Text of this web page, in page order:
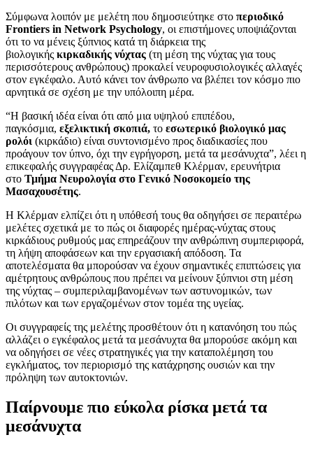
Σύμφωνα λοιπόν με μελέτη που δημοσιεύτηκε στο περιοδικό
Frontiers in Network Psychology, οι επιστήμονες υποψιάζονται
ότι το να μένεις ξύπνιος κατά τη διάρκεια της
βιολογικής κιρκαδικής νύχτας (τη μέση της νύχτας για τους
περισσότερους ανθρώπους) προκαλεί νευροφυσιολογικές αλλαγές
στον εγκέφαλο. Αυτό κάνει τον άνθρωπο να βλέπει τον κόσμο πιο
αρνητικά σε σχέση με την υπόλοιπη μέρα.
“Η βασική ιδέα είναι ότι από μια υψηλού επιπέδου,
παγκόσμια, εξελικτική σκοπιά, το εσωτερικό βιολογικό μας
ρολόι (κιρκάδιο) είναι συντονισμένο προς διαδικασίες που
προάγουν τον ύπνο, όχι την εγρήγορση, μετά τα μεσάνυχτα”, λέει η
επικεφαλής συγγραφέας Δρ. Ελίζαμπεθ Κλέρμαν, ερευνήτρια
στο Τμήμα Νευρολογία στο Γενικό Νοσοκομείο της
Μασαχουσέτης.
Η Κλέρμαν ελπίζει ότι η υπόθεσή τους θα οδηγήσει σε περαιτέρω
μελέτες σχετικά με το πώς οι διαφορές ημέρας-νύχτας στους
κιρκάδιους ρυθμούς μας επηρεάζουν την ανθρώπινη συμπεριφορά,
τη λήψη αποφάσεων και την εργασιακή απόδοση. Τα
αποτελέσματα θα μπορούσαν να έχουν σημαντικές επιπτώσεις για
αμέτρητους ανθρώπους που πρέπει να μείνουν ξύπνιοι στη μέση
της νύχτας – συμπεριλαμβανομένων των αστυνομικών, των
πιλότων και των εργαζομένων στον τομέα της υγείας.
Οι συγγραφείς της μελέτης προσθέτουν ότι η κατανόηση του πώς
αλλάζει ο εγκέφαλος μετά τα μεσάνυχτα θα μπορούσε ακόμη και
να οδηγήσει σε νέες στρατηγικές για την καταπολέμηση του
εγκλήματος, τον περιορισμό της κατάχρησης ουσιών και την
πρόληψη των αυτοκτονιών.
Παίρνουμε πιο εύκολα ρίσκα μετά τα
μεσάνυχτα